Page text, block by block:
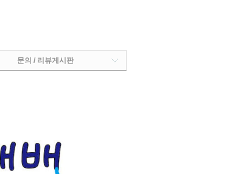
문의 / 리뷰게시판